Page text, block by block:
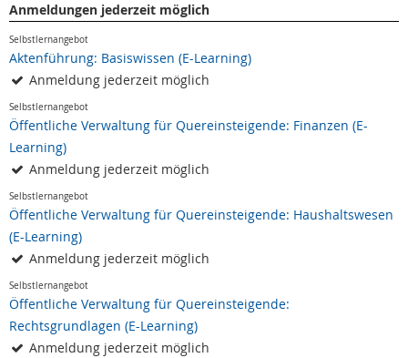
Anmeldungen jederzeit möglich
Selbstlernangebot
Aktenführung: Basiswissen (E-Learning)
Anmeldung jederzeit möglich
Selbstlernangebot
Öffentliche Verwaltung für Quereinsteigende: Finanzen (E-
Learning)
Anmeldung jederzeit möglich
Selbstlernangebot
Öffentliche Verwaltung für Quereinsteigende: Haushaltswesen
(E-Learning)
Anmeldung jederzeit möglich
Selbstlernangebot
Öffentliche Verwaltung für Quereinsteigende:
Rechtsgrundlagen (E-Learning)
Anmeldung jederzeit möglich